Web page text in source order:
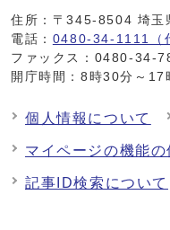
住所：〒345-8504 埼玉
電話： 0480-34-1111（
ファックス：0480-34-
開庁時間：8時30分～17
個人情報について
マイページの機能の
記事ID検索について